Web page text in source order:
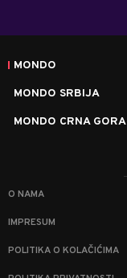
MONDO
MONDO SRBIJA
MONDO CRNA GORA
O NAMA
IMPRESUM
POLITIKA O KOLAČIĆIMA